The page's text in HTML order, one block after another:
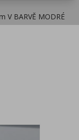
V BARVĚ MODRÉ